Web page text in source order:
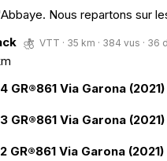
Nous repartons sur
VTT · 35 km · 384 vus · 36
GR®861 Via Garona (2021)
GR®861 Via Garona (2021)
GR®861 Via Garona (2021)